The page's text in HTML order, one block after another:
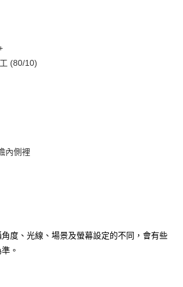
】
提供，台灣大哥大用戶可立即使用無須另外申請。
你分期」，訂單成立後會自動跳轉到大哥付的交易
選擇欲分期的期數、繳款截止日，確認付款後即完
數及費用金額請依後續交易確認頁面所載為準。
未前往確認交易或遇審核未通過，訂單將自動取
通過狀況，表示未達大哥付你分期系統評分，恕無
單，「大哥付你分期」於每月結算日後寄送繳費提
」】
、不需綁卡、不需儲值。
，簡訊認證，即可結帳。
服務後，再付款。
先享後付」後，將跳轉至「AFTEE先享後付」
(80/10)
內側裡
度、光線、場景及螢幕設定的不同，會有些
。